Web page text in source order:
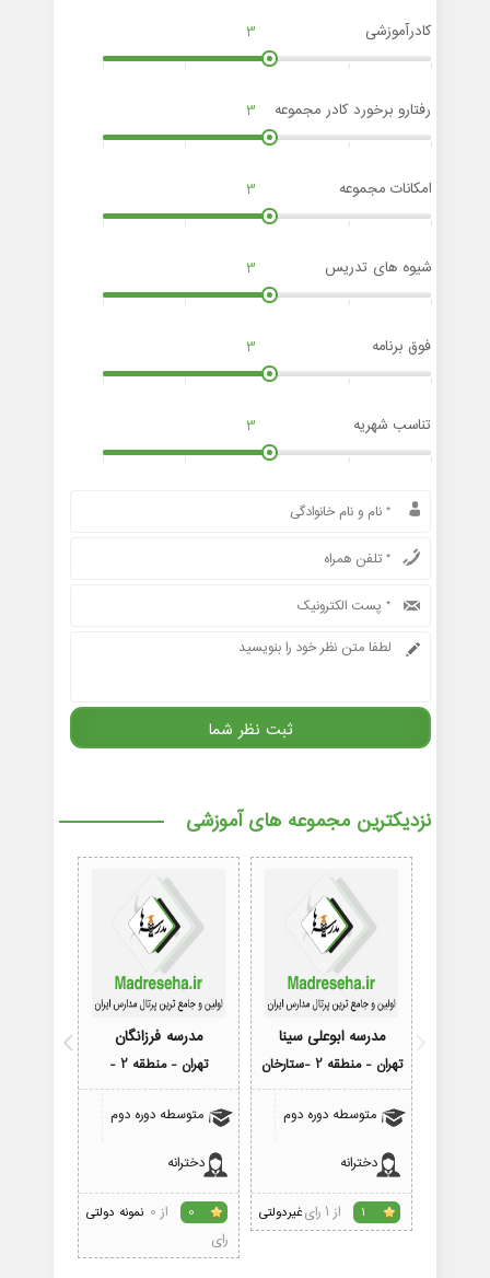
کادرآموزشی 3
رفتارو برخورد کادر مجموعه 3
امکانات مجموعه 3
شیوه های تدریس 3
فوق برنامه 3
تناسب شهریه 3
نزدیکترین مجموعه های آموزشی
مدرسه ابوعلی سینا
تهران - منطقه 2 -ستارخان
متوسطه دوره دوم
دخترانه
غیردولتی 1 از 1 رای
مدرسه فرزانگان
تهران - منطقه 2 -
متوسطه دوره دوم
دخترانه
نمونه دولتی 0
از 0
رای